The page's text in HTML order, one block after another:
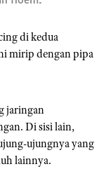
di kedua
mirip dengan pipa
jaringan
Di sisi lain,
ujungnya yang
lainnya.